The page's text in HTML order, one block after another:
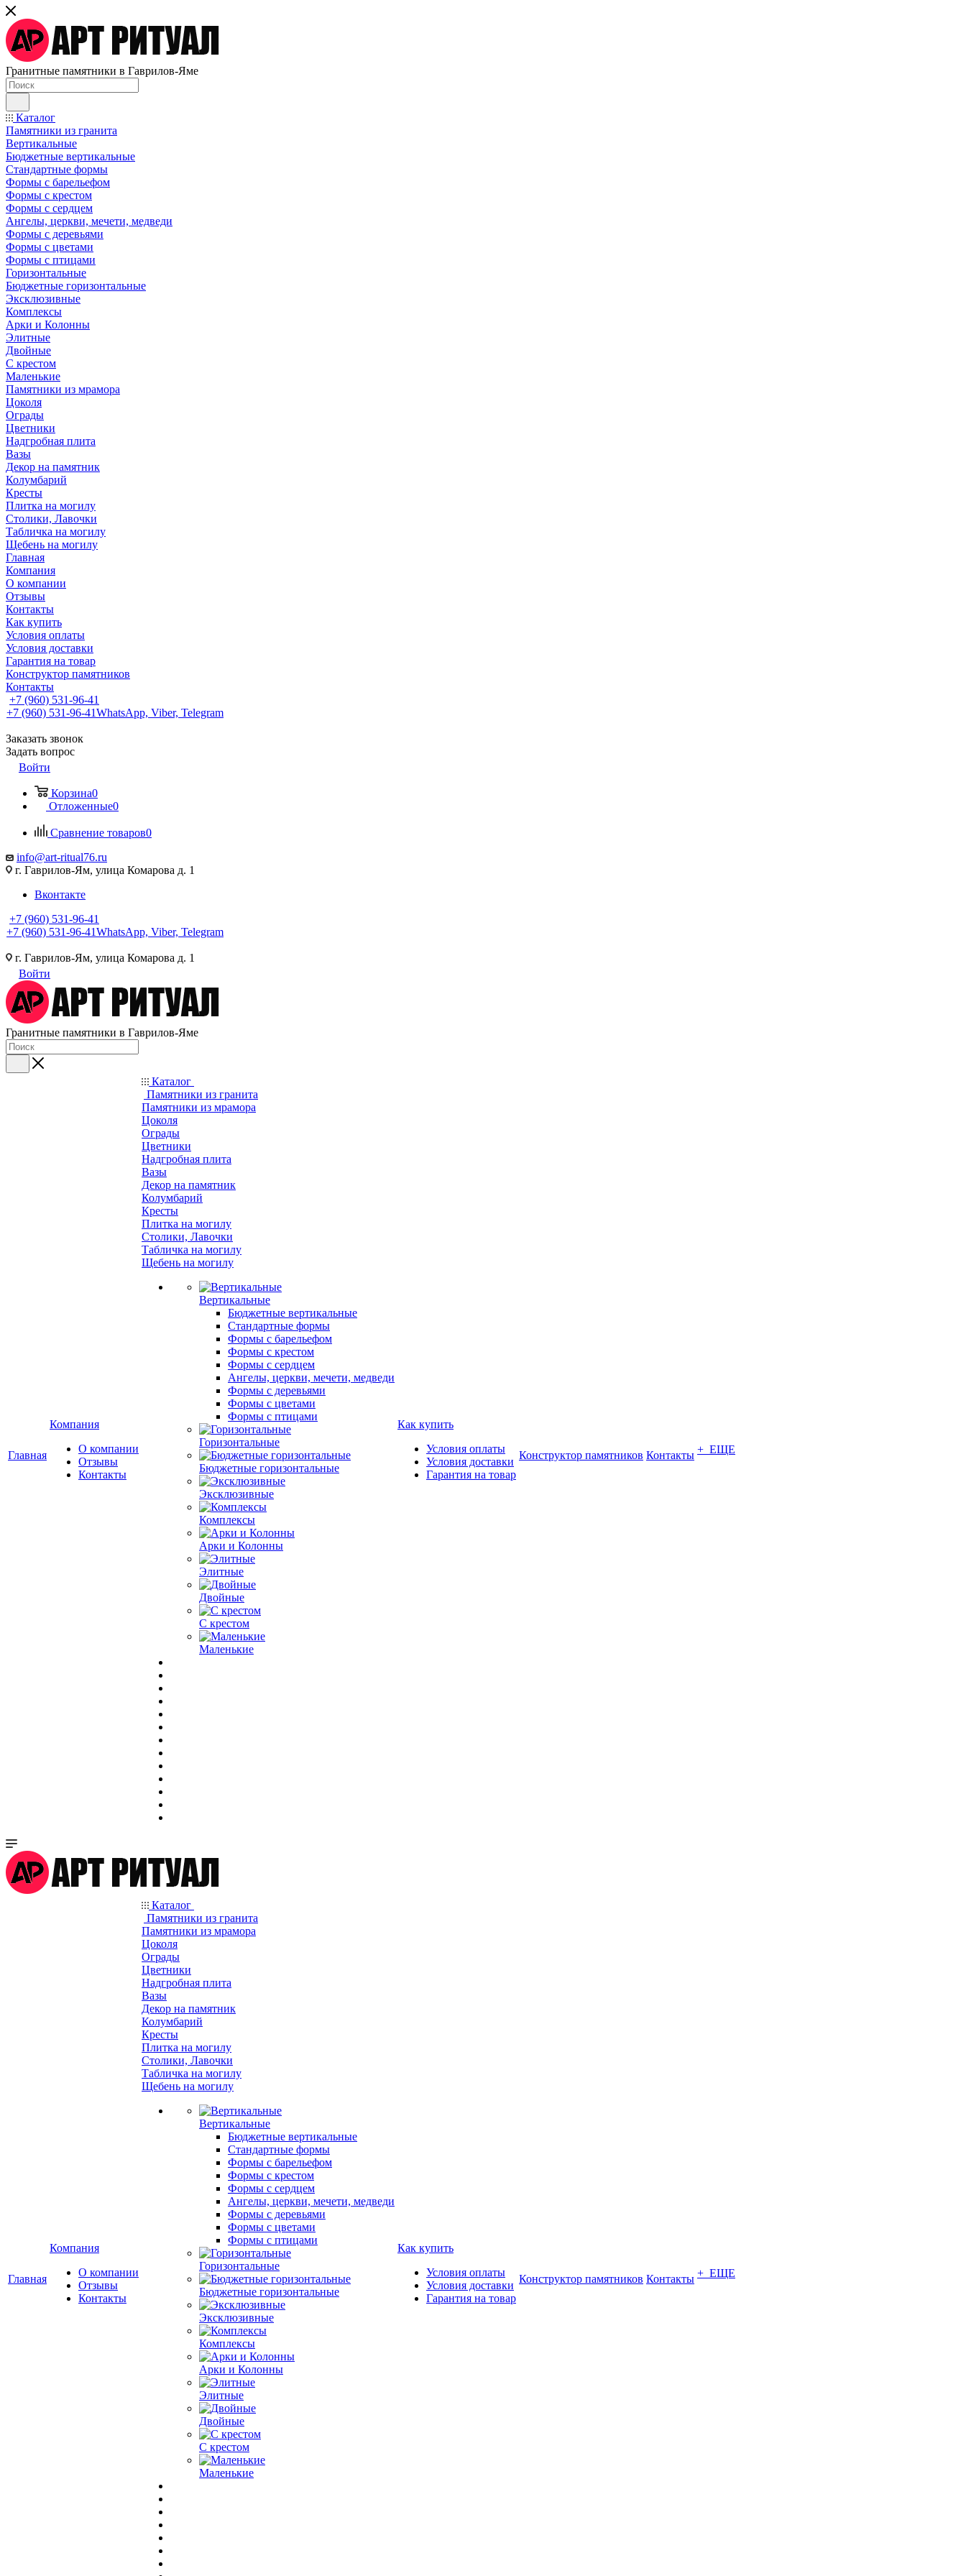
Гранитные памятники в Гаврилов-Яме
Каталог
Памятники из гранита
Вертикальные
Бюджетные вертикальные
Стандартные формы
Формы с барельефом
Формы с крестом
Формы с сердцем
Ангелы, церкви, мечети, медведи
Формы с деревьями
Формы с цветами
Формы с птицами
Горизонтальные
Бюджетные горизонтальные
Эксклюзивные
Комплексы
Арки и Колонны
Элитные
Двойные
С крестом
Маленькие
Памятники из мрамора
Цоколя
Ограды
Цветники
Надгробная плита
Вазы
Декор на памятник
Колумбарий
Кресты
Плитка на могилу
Столики, Лавочки
Табличка на могилу
Щебень на могилу
Главная
Компания
О компании
Отзывы
Контакты
Как купить
Условия оплаты
Условия доставки
Гарантия на товар
Конструктор памятников
Контакты
+7 (960) 531-96-41
+7 (960) 531-96-41WhatsApp, Viber, Telegram
Заказать звонок
Задать вопрос
Войти
Корзина0
Отложенные0
Сравнение товаров0
info@art-ritual76.ru
г. Гаврилов-Ям, улица Комарова д. 1
Вконтакте
+7 (960) 531-96-41
+7 (960) 531-96-41WhatsApp, Viber, Telegram
г. Гаврилов-Ям, улица Комарова д. 1
Войти
Гранитные памятники в Гаврилов-Яме
Главная
Компания
О компании
Отзывы
Контакты
Каталог
Памятники из гранита
Памятники из мрамора
Цоколя
Ограды
Цветники
Надгробная плита
Вазы
Декор на памятник
Колумбарий
Кресты
Плитка на могилу
Столики, Лавочки
Табличка на могилу
Щебень на могилу
Вертикальные
Бюджетные вертикальные
Стандартные формы
Формы с барельефом
Формы с крестом
Формы с сердцем
Ангелы, церкви, мечети, медведи
Формы с деревьями
Формы с цветами
Формы с птицами
Горизонтальные
Бюджетные горизонтальные
Эксклюзивные
Комплексы
Арки и Колонны
Элитные
Двойные
С крестом
Маленькие
Как купить
Условия оплаты
Условия доставки
Гарантия на товар
Конструктор памятников Контакты + ЕЩЕ
Главная
Компания
О компании
Отзывы
Контакты
Каталог
Памятники из гранита
Памятники из мрамора
Цоколя
Ограды
Цветники
Надгробная плита
Вазы
Декор на памятник
Колумбарий
Кресты
Плитка на могилу
Столики, Лавочки
Табличка на могилу
Щебень на могилу
Вертикальные
Бюджетные вертикальные
Стандартные формы
Формы с барельефом
Формы с крестом
Формы с сердцем
Ангелы, церкви, мечети, медведи
Формы с деревьями
Формы с цветами
Формы с птицами
Горизонтальные
Бюджетные горизонтальные
Эксклюзивные
Комплексы
Арки и Колонны
Элитные
Двойные
С крестом
Маленькие
Как купить
Условия оплаты
Условия доставки
Гарантия на товар
Конструктор памятников Контакты + ЕЩЕ